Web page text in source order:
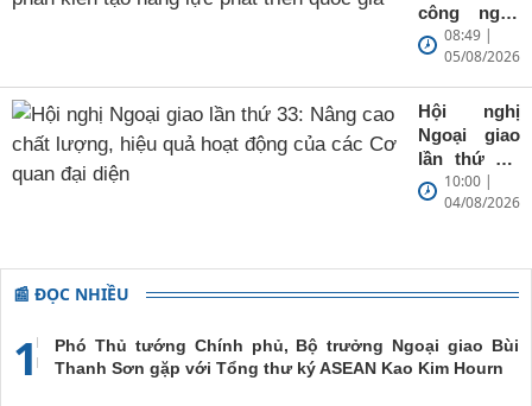
công nghệ
góp phần
kiến tạo
năng lực
phát triển
quốc gia
08:49 |
05/08/2026
Hội nghị
Ngoại giao
lần thứ 33:
Nâng cao
chất lượng,
quan đại
10:00 |
04/08/2026
📰 ĐỌC NHIỀU
1
Phó Thủ tướng Chính phủ, Bộ trưởng Ngoại giao Bùi
Thanh Sơn gặp với Tổng thư ký ASEAN Kao Kim Hourn